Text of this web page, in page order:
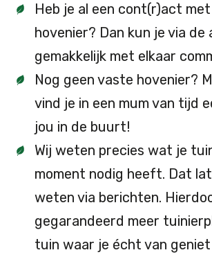
Heb je al een cont(r)act
hovenier? Dan kun je via de
gemakkelijk met elkaar
Nog geen vaste hovenier?
vind je in een mum van tijd
jou in de buurt!
Wij weten precies wat je
moment nodig heeft. Dat
weten via berichten.
gegarandeerd meer
tuin waar je écht van geniet